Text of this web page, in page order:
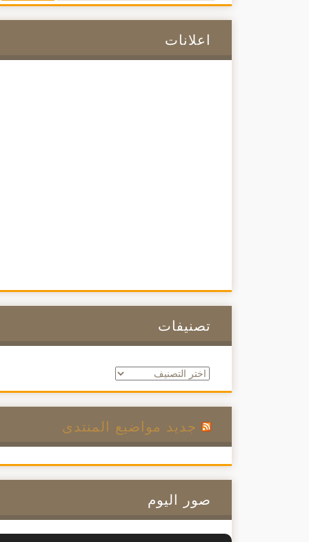
اعلانات
تصنيفات
تصنيفات
جديد مواضيع المنتدى
صور اليوم